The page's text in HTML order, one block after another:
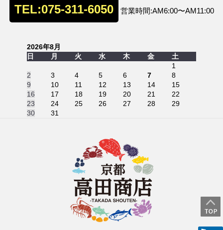
TEL:075-311-6050 営業時間:AM6:00〜AM11:00
2026年8月
日
月 火 水 木 金
土
1
2
3 4 5 6 7
8
9
10 11 12 13 14
15
16
17 18 19 20 21
22
23
24 25 26 27 28
29
30
31